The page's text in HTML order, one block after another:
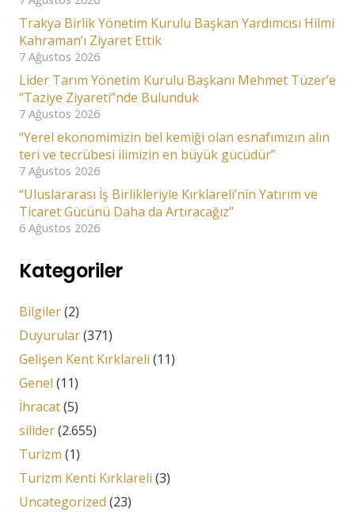
Trakya Birlik Yönetim Kurulu Başkan Yardımcısı Hilmi
Kahraman’ı Ziyaret Ettik
7 Ağustos 2026
Lider Tarım Yönetim Kurulu Başkanı Mehmet Tüzer’e
“Taziye Ziyareti”nde Bulunduk
7 Ağustos 2026
“Yerel ekonomimizin bel kemiği olan esnafımızın alın
teri ve tecrübesi ilimizin en büyük gücüdür”
7 Ağustos 2026
“Uluslararası İş Birlikleriyle Kırklareli’nin Yatırım ve
Ticaret Gücünü Daha da Artıracağız”
6 Ağustos 2026
Kategoriler
Bilgiler(2)
Duyurular(371)
Gelişen Kent Kırklareli (11)
Genel (11)
İhracat(5)
silider(2.655)
Turizm (1)
Turizm Kenti Kırklareli (3)
Uncategorized (23)